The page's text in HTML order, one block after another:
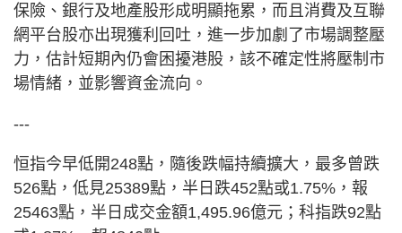
保險、銀行及地產股形成明顯拖累，而且消費及互聯
網平台股亦出現獲利回吐，進一步加劇了市場調整壓
力，估計短期內仍會困擾港股，該不確定性將壓制市
場情緒，並影響資金流向。
---
恒指今早低開248點，隨後跌幅持續擴大，最多曾跌
526點，低見25389點，半日跌452點或1.75%，報
25463點，半日成交金額1,495.96億元；科指跌92點